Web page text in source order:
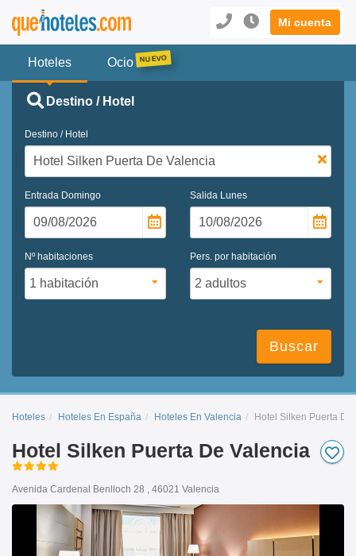
Mi cuenta
Hoteles Ocio
Destino / Hotel
Destino / Hotel
Entrada Domingo Salida Lunes
Nº habitaciones Pers. por habitación
Buscar
Hoteles Hoteles En España Hoteles En Valencia Hotel Silken Puerta De
Hotel Silken Puerta De Valencia
Avenida Cardenal Benlloch 28 , 46021 Valencia